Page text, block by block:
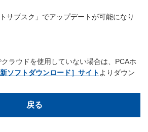
サブスク」でアップデートが可能になり
ラウドを使用していない場合は、PCAホ
新ソフトダウンロード］サイトよりダウン
戻る